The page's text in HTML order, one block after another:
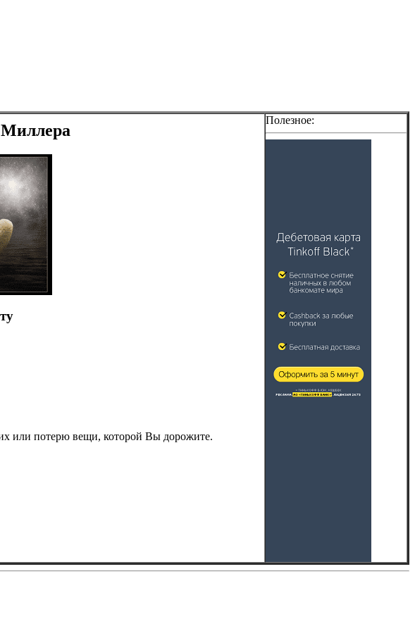
Миллера
или потерю вещи, которой Вы дорожите.
Полезное: